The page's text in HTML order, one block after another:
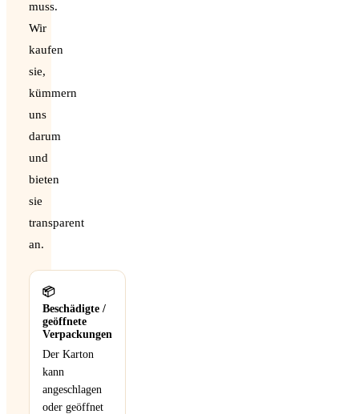
muss.
Wir
kaufen
sie,
kümmern
uns
darum
und
bieten
sie
transparent
an.
📦
Beschädigte /
geöffnete
Verpackungen
Der Karton
kann
angeschlagen
oder geöffnet